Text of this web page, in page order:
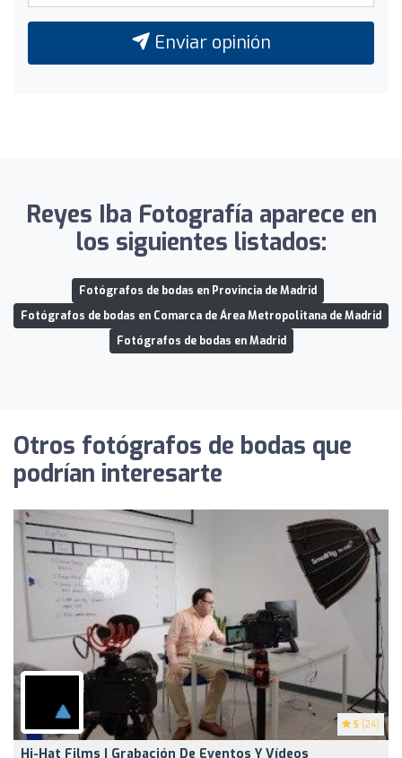
Enviar opinión
Reyes Iba Fotografía aparece en
los siguientes listados:
Fotógrafos de bodas en Provincia de Madrid
Fotógrafos de bodas en Comarca de Área Metropolitana de Madrid
Fotógrafos de bodas en Madrid
Otros fotógrafos de bodas que
podrían interesarte
5 (24)
Hi-Hat Films | Grabación De Eventos Y Vídeos